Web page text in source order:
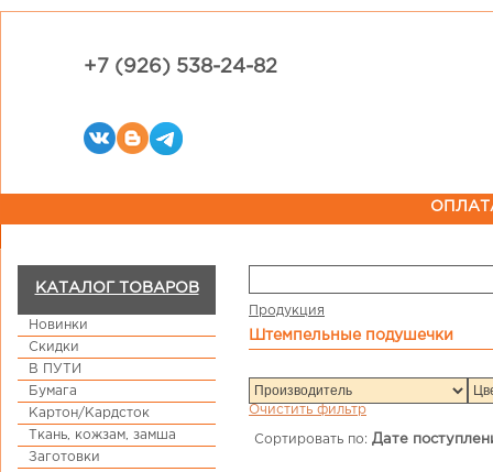
+7 (926) 538-24-82
КАТАЛОГ ТОВАРОВ
Новинки
Скидки
В ПУТИ
Бумага
Картон/Кардсток
Ткань, кожзам, замша
Заготовки
Продукция
Штемпельные подушечки
Очистить фильтр
Сортировать по: Дате